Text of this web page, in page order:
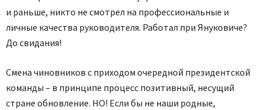
и раньше, никто не смотрел на профессиональные и
личные качества руководителя. Работал при Януковиче?
До свидания!
Смена чиновников с приходом очередной президентской
команды – в принципе процесс позитивный, несущий
стране обновление. НО! Если бы не наши родные,